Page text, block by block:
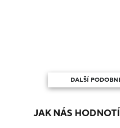
DALŠÍ
JAK NÁS